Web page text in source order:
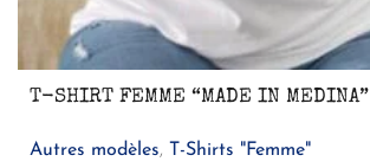
T-SHIRT FEMME “MADE IN MEDINA”
Autres modèles, T-Shirts "Femme"